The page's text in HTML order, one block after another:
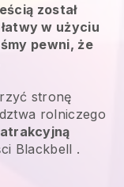
został
w użyciu
pewni, że
stronę
rolniczego
Blackbell .